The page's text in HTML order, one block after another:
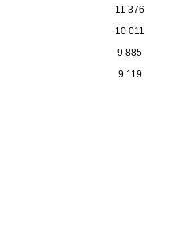
11 376
10 011
9 885
9 119